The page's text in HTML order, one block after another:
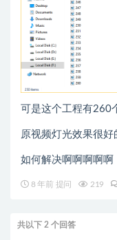
可是这个工程有260
原视频灯光效果很好
如何解决啊啊啊啊啊
8 年前 提问 219
共以下 2 个回答